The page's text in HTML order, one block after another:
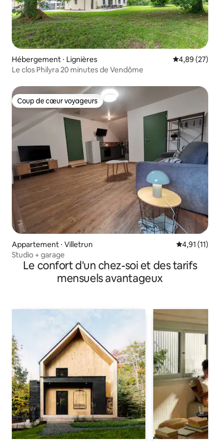
Hébergement ⋅ Lignières Évaluation
4,89 (27)
Le clos Philyra 20 minutes de Vendôme
Coup de cœur voyageurs
Coup de cœur voyageurs
Appartement ⋅ Villetrun Évaluation
4,91 (11)
Studio + garage
Le confort d'un chez-soi et des tarifs
mensuels avantageux